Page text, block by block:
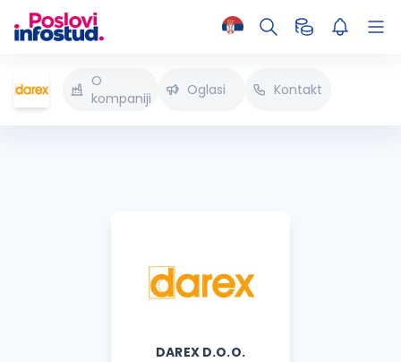
O
kompaniji
Oglasi Kontakt
DAREX D.O.O.